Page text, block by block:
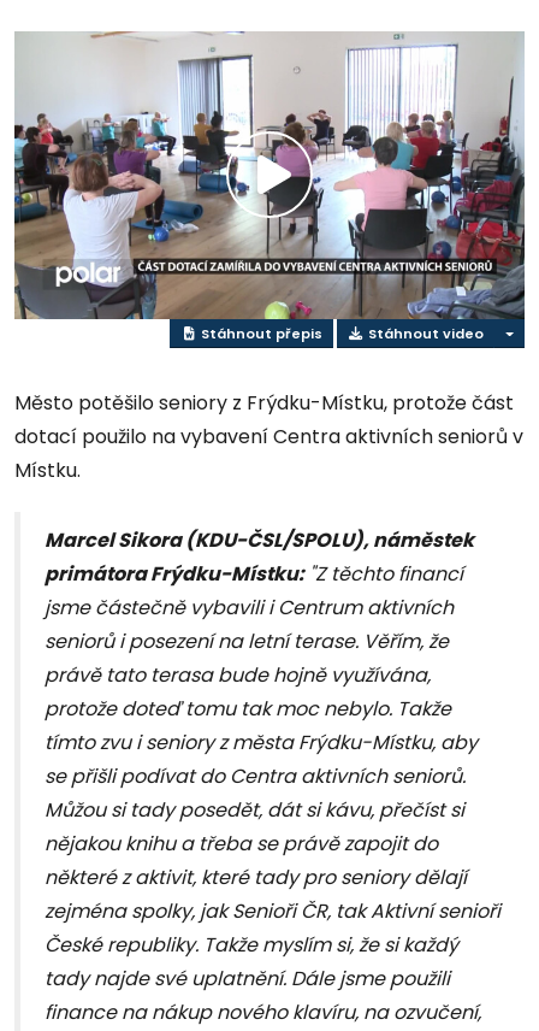
Přehrát
video
Stáhnout přepis Stáhnout video
Město potěšilo seniory z Frýdku-Místku, protože část
dotací použilo na vybavení Centra aktivních seniorů v
Místku.
Marcel Sikora (KDU-ČSL/SPOLU), náměstek
primátora Frýdku-Místku:"Z těchto financí
jsme částečně vybavili i Centrum aktivních
seniorů i posezení na letní terase. Věřím, že
právě tato terasa bude hojně využívána,
protože doteď tomu tak moc nebylo. Takže
tímto zvu i seniory z města Frýdku-Místku, aby
se přišli podívat do Centra aktivních seniorů.
Můžou si tady posedět, dát si kávu, přečíst si
nějakou knihu a třeba se právě zapojit do
některé z aktivit, které tady pro seniory dělají
zejména spolky, jak Senioři ČR, tak Aktivní senioři
České republiky. Takže myslím si, že si každý
tady najde své uplatnění. Dále jsme použili
finance na nákup nového klavíru, na ozvučení,